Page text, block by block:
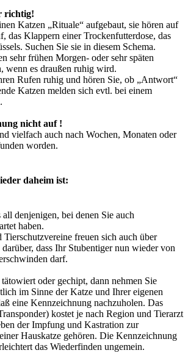
richtig!
Katzen „Rituale“ aufgebaut, sie hören auf
das Klappern einer Trockenfutterdose, das
Suchen Sie sie in diesem Schema.
sehr frühen Morgen- oder sehr späten
wenn es draußen ruhig wird.
Rufen ruhig und hören Sie, ob „Antwort“
Katzen melden sich evtl. bei einem
nicht auf !
vielfach auch nach Wochen, Monaten oder
worden.
daheim ist:
denjenigen, bei denen Sie auch
haben.
Tierschutzvereine freuen sich auch über
dass Ihr Stubentiger nun wieder von
darf.
oder gechipt, dann nehmen Sie
im Sinne der Katze und Ihrer eigenen
eine Kennzeichnung nachzuholen. Das
kostet je nach Region und Tierarzt
der Impfung und Kastration zur
Hauskatze gehören. Die Kennzeichnung
das Wiederfinden ungemein.